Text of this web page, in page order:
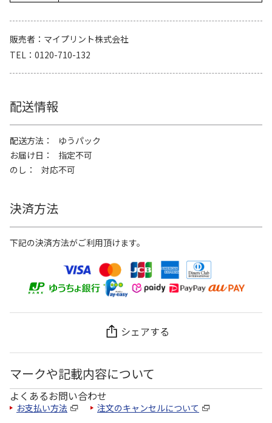
販売者
マイプリント株式会社
TEL
0120-710-132
配送情報
配送方法
ゆうパック
お届け日
指定不可
のし
対応不可
決済方法
下記の決済方法がご利用頂けます。
シェアする
マークや記載内容について
よくあるお問い合わせ
お支払い方法 注文のキャンセルについて